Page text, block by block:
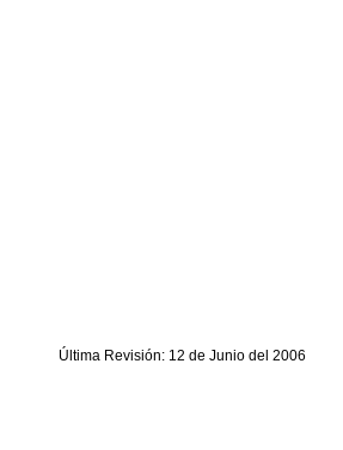
Última Revisión: 12 de Junio del 2006